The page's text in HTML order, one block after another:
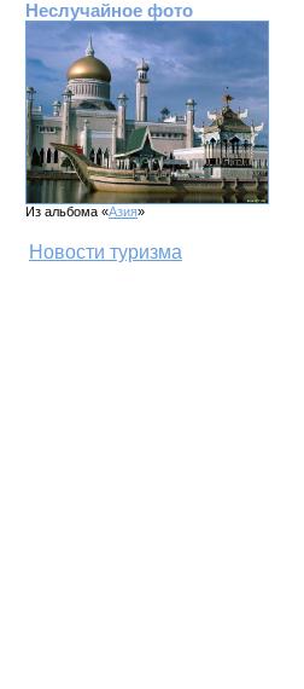
Неслучайное фото
Из альбома «Азия»
Новости туризма